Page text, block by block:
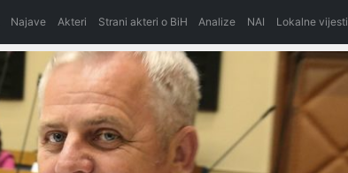
Najave Akteri Strani akteri o BiH Analize NAI Lokalne vijesti